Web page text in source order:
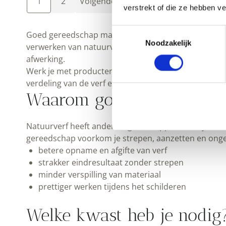
verstrekt of die ze hebben
Noodzakelijk
Goed gereedschap maakt het verschil tussen een
verwerken van natuurverf, zoals lijnolieverf,
afwerking.
Werk je met producten uit
lijnolieverf,kalkverf
verdeling van de verf en een mooier eindbeeld.
Waarom goed
Natuurverf heeft andere eigenschappen dan
gereedschap voorkom je strepen, aanzetten en
betere opname en afgifte van verf
strakker eindresultaat zonder strepen
minder verspilling van materiaal
prettiger werken tijdens het schilderen
Welke kwast heb je